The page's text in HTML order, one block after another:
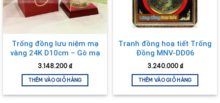
Trống đồng lưu niệm mạ
vàng 24K D10cm – Gò mạ
vàng DD28-10G
3.148.200 ₫
THÊM VÀO GIỎ HÀNG
Tranh đồng hoạ tiết Trống
Đồng MNV-DD06
3.240.000 ₫
THÊM VÀO GIỎ HÀNG